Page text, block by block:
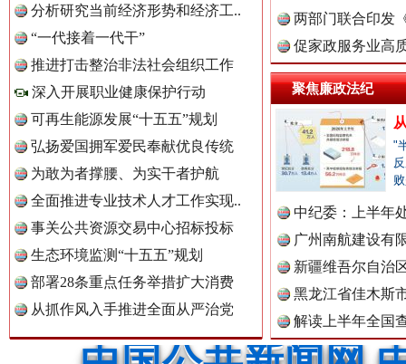
分析研究当前经济形势和经济工..
“一代接着一代干”
推进打击整治非法社会组织工作
深入开展职业健康保护行动
可再生能源发展“十五五”规划
弘扬爱国拥军爱民奉献优良传统
为敢为者撑腰、为实干者护航
全面推进专业技术人才工作实现..
事关公共资源交易中心招标投标
生态环境监测“十五五”规划
部署28条重点任务举措扩大消费
从抓作风入手推进全面从严治党
两部门联合印发
定》
促家政服务业高
聚焦廉政法纪
"
中纪委：上半年
广州南航建设有
新疆维吾尔自治
黑龙江省佳木斯
解读上半年全国
数据
中国全民新闻网.
中国公众新闻网.
中国公民新闻网.
中国公共新闻网.
红船起航处 潮起向未来 广州首